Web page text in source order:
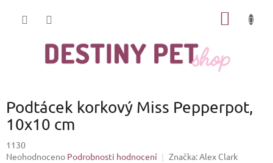
Podtácek korkový Miss Pepperpot,
10x10 cm
1130
Průměrné
Neohodnoceno Podrobnosti hodnocení Značka:Alex Clark